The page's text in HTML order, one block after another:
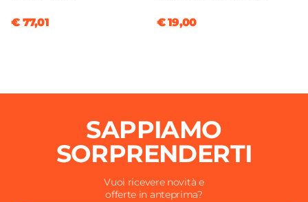
€ 77,01 € 19,00
SAPPIAMO
SORPRENDERTI
Vuoi ricevere novità e
offerte in anteprima?